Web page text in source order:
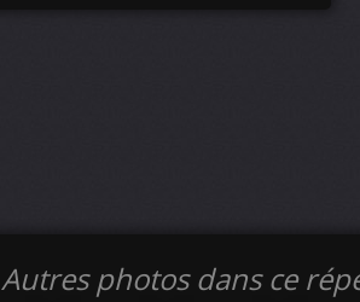
Autres photos dans ce